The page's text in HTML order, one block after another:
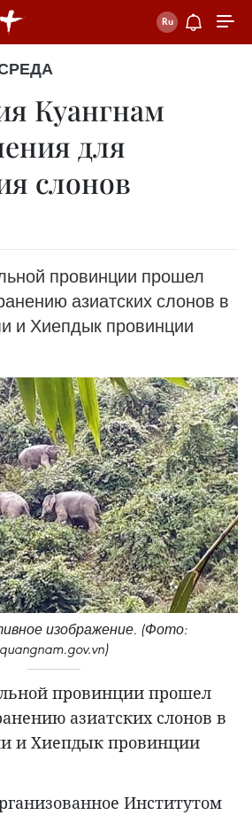
Куангнам
для
слонов
провинции прошел
азиатских слонов в
и Хиепдык провинции
изображение. (Фото:
quangnam.gov.vn)
провинции прошел
азиатских слонов в
и Хиепдык провинции
Институтом